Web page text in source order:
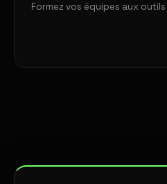
Formez vos équipes aux